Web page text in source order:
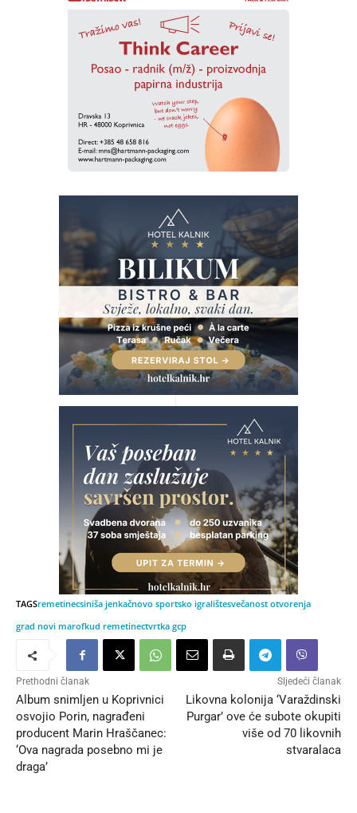
TAGSremetinecsiniša jenkačnovo sportsko igralištesvečanost otvorenja
grad novi marofkud remetinectvrtka gcp
Prethodni članak
Album snimljen u Koprivnici
osvojio Porin, nagrađeni
producent Marin Hraščanec:
‘Ova nagrada posebno mi je
draga’
Sljedeći članak
Likovna kolonija ‘Varaždinski
Purgar’ ove će subote okupiti
više od 70 likovnih
stvaralaca